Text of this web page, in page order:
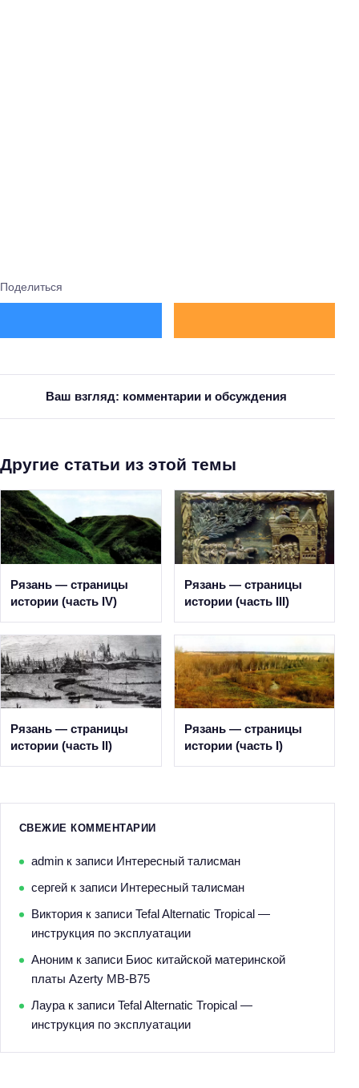
Поделиться
Ваш взгляд: комментарии и обсуждения
Другие статьи из этой темы
Рязань — страницы
истории (часть IV)
Рязань — страницы
истории (часть III)
Рязань — страницы
истории (часть II)
Рязань — страницы
истории (часть I)
СВЕЖИЕ КОММЕНТАРИИ
adminк записи Интересный талисман
сергейк записи Интересный талисман
Виктория к записи Tefal Alternatic Tropical —
инструкция по эксплуатации
Анонимк записи Биос китайской материнской
платы Azerty MB-B75
Лаурак записи Tefal Alternatic Tropical —
инструкция по эксплуатации